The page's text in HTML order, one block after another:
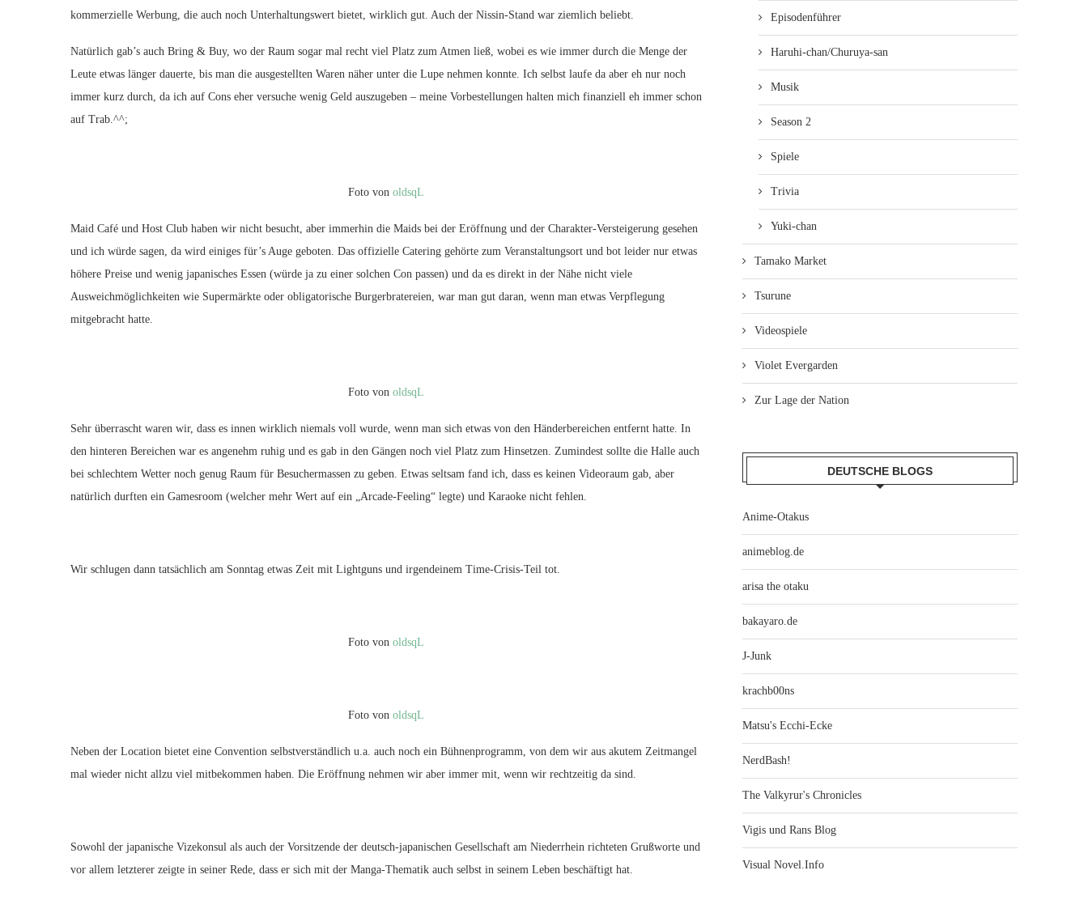
kommerzielle Werbung, die auch noch Unterhaltungswert bietet, wirklich gut. Auch der Nissin-Stand war ziemlich beliebt.
Natürlich gab’s auch Bring & Buy, wo der Raum sogar mal recht viel Platz zum Atmen ließ, wobei es wie immer durch die Menge der
Leute etwas länger dauerte, bis man die ausgestellten Waren näher unter die Lupe nehmen konnte. Ich selbst laufe da aber eh nur noch
immer kurz durch, da ich auf Cons eher versuche wenig Geld auszugeben – meine Vorbestellungen halten mich finanziell eh immer schon
auf Trab.^^;
Foto von oldsqL
Maid Café und Host Club haben wir nicht besucht, aber immerhin die Maids bei der Eröffnung und der Charakter-Versteigerung gesehen
und ich würde sagen, da wird einiges für’s Auge geboten. Das offizielle Catering gehörte zum Veranstaltungsort und bot leider nur etwas
höhere Preise und wenig japanisches Essen (würde ja zu einer solchen Con passen) und da es direkt in der Nähe nicht viele
Ausweichmöglichkeiten wie Supermärkte oder obligatorische Burgerbratereien, war man gut daran, wenn man etwas Verpflegung
mitgebracht hatte.
Foto von oldsqL
Sehr überrascht waren wir, dass es innen wirklich niemals voll wurde, wenn man sich etwas von den Händerbereichen entfernt hatte. In
den hinteren Bereichen war es angenehm ruhig und es gab in den Gängen noch viel Platz zum Hinsetzen. Zumindest sollte die Halle auch
bei schlechtem Wetter noch genug Raum für Besuchermassen zu geben. Etwas seltsam fand ich, dass es keinen Videoraum gab, aber
natürlich durften ein Gamesroom (welcher mehr Wert auf ein „Arcade-Feeling“ legte) und Karaoke nicht fehlen.
Wir schlugen dann tatsächlich am Sonntag etwas Zeit mit Lightguns und irgendeinem Time-Crisis-Teil tot.
Foto von oldsqL
Foto von oldsqL
Neben der Location bietet eine Convention selbstverständlich u.a. auch noch ein Bühnenprogramm, von dem wir aus akutem Zeitmangel
mal wieder nicht allzu viel mitbekommen haben. Die Eröffnung nehmen wir aber immer mit, wenn wir rechtzeitig da sind.
Sowohl der japanische Vizekonsul als auch der Vorsitzende der deutsch-japanischen Gesellschaft am Niederrhein richteten Grußworte und
vor allem letzterer zeigte in seiner Rede, dass er sich mit der Manga-Thematik auch selbst in seinem Leben beschäftigt hat.
Episodenführer
Haruhi-chan/Churuya-san
Musik
Season 2
Spiele
Trivia
Yuki-chan
Tamako Market
Tsurune
Videospiele
Violet Evergarden
Zur Lage der Nation
DEUTSCHE BLOGS
Anime-Otakus
animeblog.de
arisa the otaku
bakayaro.de
J-Junk
krachb00ns
Matsu's Ecchi-Ecke
NerdBash!
The Valkyrur's Chronicles
Vigis und Rans Blog
Visual Novel.Info